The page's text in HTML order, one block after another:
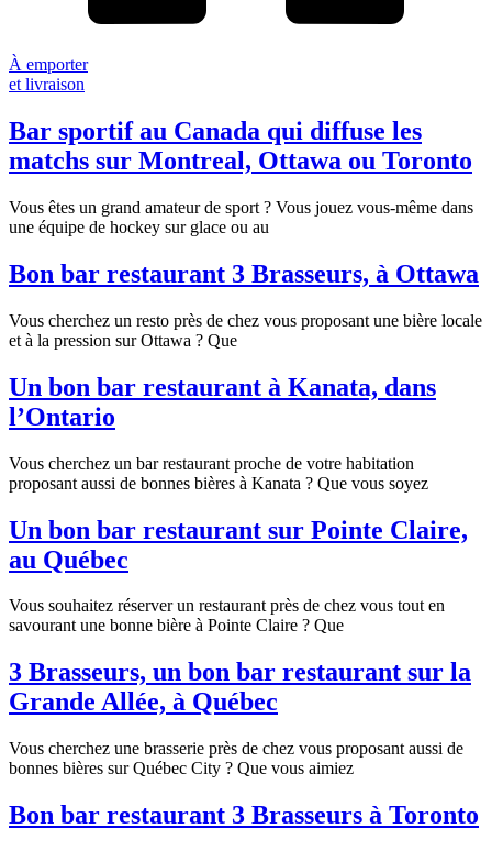
À emporter
et livraison
Bar sportif au Canada qui diffuse les
matchs sur Montreal, Ottawa ou Toronto
Vous êtes un grand amateur de sport ? Vous jouez vous-même dans
une équipe de hockey sur glace ou au
Bon bar restaurant 3 Brasseurs, à Ottawa
Vous cherchez un resto près de chez vous proposant une bière locale
et à la pression sur Ottawa ? Que
Un bon bar restaurant à Kanata, dans
l’Ontario
Vous cherchez un bar restaurant proche de votre habitation
proposant aussi de bonnes bières à Kanata ? Que vous soyez
Un bon bar restaurant sur Pointe Claire,
au Québec
Vous souhaitez réserver un restaurant près de chez vous tout en
savourant une bonne bière à Pointe Claire ? Que
3 Brasseurs, un bon bar restaurant sur la
Grande Allée, à Québec
Vous cherchez une brasserie près de chez vous proposant aussi de
bonnes bières sur Québec City ? Que vous aimiez
Bon bar restaurant 3 Brasseurs à Toronto